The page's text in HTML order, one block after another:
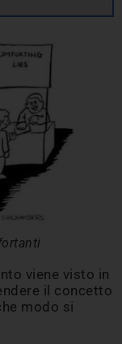
viene visto in
il concetto
modo si